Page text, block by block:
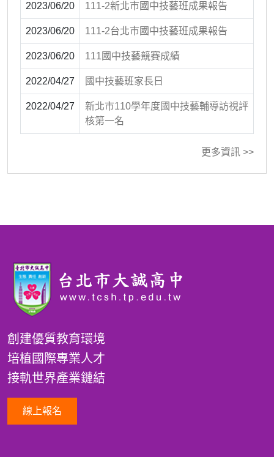
2023/06/20 111-2新北市國中技藝班成果報告
2023/06/20 111-2台北市國中技藝班成果報告
2023/06/20 111國中技藝競賽成績
2022/04/27 國中技藝班家長日
2022/04/27
新北市110學年度國中技藝輔導訪視評
核第一名
更多資訊 >>
創建優質教育環境
培植國際專業人才
接軌世界產業鏈結
線上報名